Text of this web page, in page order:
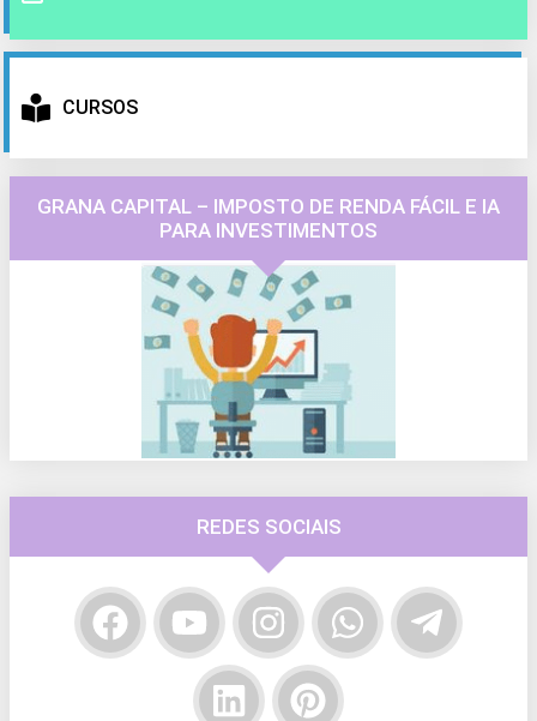
CURSOS
GRANA CAPITAL – IMPOSTO DE RENDA FÁCIL E IA
PARA INVESTIMENTOS
REDES SOCIAIS